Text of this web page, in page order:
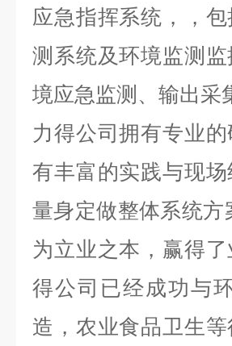
应急指挥系统，，
测系统及环境监测
境应急监测、输出采
力得公司拥有专业
有丰富的实践与现
量身定做整体系统
为立业之本，赢得
得公司已经成功与
造，农业食品卫生